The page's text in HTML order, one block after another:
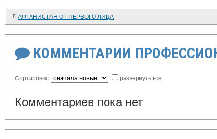
АФГАНИСТАН ОТ ПЕРВОГО ЛИЦА
КОММЕНТАРИИ
Сортировка: развернуть все
Комментариев пока нет